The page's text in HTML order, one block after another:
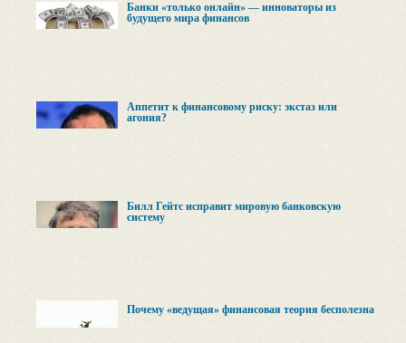
Банки «только онлайн» — инноваторы из
будущего мира финансов
Аппетит к финансовому риску: экстаз или
агония?
Билл Гейтс исправит мировую банковскую
систему
Почему «ведущая» финансовая теория бесполезна